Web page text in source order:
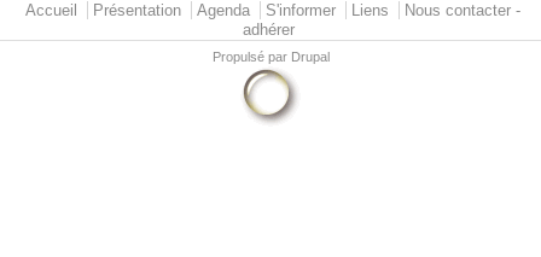
Menu principal
Accueil Présentation Agenda S'informer Liens
Nous contacter -
adhérer
Propulsé par Drupal